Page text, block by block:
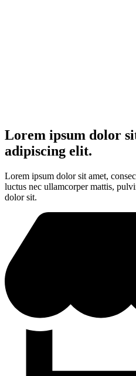
Lorem ipsum dolor
adipiscing elit.
Lorem ipsum dolor sit amet,
luctus nec ullamcorper mattis,
dolor sit.